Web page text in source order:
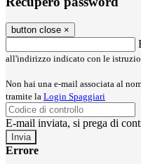
button close ×
all'indirizzo indicato con le
Non hai una e-mail associata al
tramite la Login Spaggiari
E-mail inviata, si prega di
Errore